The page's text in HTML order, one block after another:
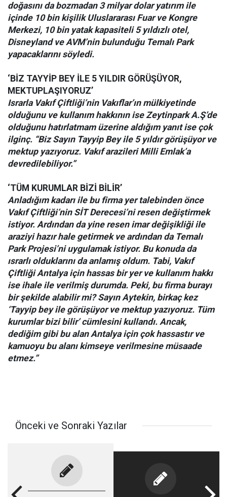
doğasını da bozmadan 3 milyar dolar yatırım ile
içinde 10 bin kişilik Uluslararası Fuar ve Kongre
Merkezi, 10 bin yatak kapasiteli 5 yıldızlı otel,
Disneyland ve AVM’nin bulunduğu Temalı Park
yapacaklarını söyledi.
‘BİZ TAYYİP BEY İLE 5 YILDIR GÖRÜŞÜYOR,
MEKTUPLAŞIYORUZ’
Israrla Vakıf Çiftliği’nin Vakıflar’ın mülkiyetinde
olduğunu ve kullanım hakkının ise Zeytinpark A.Ş’de
olduğunu hatırlatmam üzerine aldığım yanıt ise çok
ilginç. “Biz Sayın Tayyip Bey ile 5 yıldır görüşüyor ve
mektup yazıyoruz. Vakıf arazileri Milli Emlak’a
devredilebiliyor.”
‘TÜM KURUMLAR BİZİ BİLİR’
Anladığım kadarı ile bu firma yer talebinden önce
Vakıf Çiftliği’nin SİT Derecesi’ni resen değiştirmek
istiyor. Ardından da yine resen imar değişikliği ile
araziyi hazır hale getirmek ve ardından da Temalı
Park Projesi’ni uygulamak istiyor. Bu konuda da
ısrarlı olduklarını da anlamış oldum. Tabi, Vakıf
Çiftliği Antalya için hassas bir yer ve kullanım hakkı
ise ihale ile verilmiş durumda. Peki, bu firma burayı
bir şekilde alabilir mi? Sayın Aytekin, birkaç kez
‘Tayyip bey ile görüşüyor ve mektup yazıyoruz. Tüm
kurumlar bizi bilir’ cümlesini kullandı. Ancak,
dediğim gibi bu alan Antalya için çok hassastır ve
kamuoyu bu alanı kimseye verilmesine müsaade
etmez.”
Önceki ve Sonraki Yazılar